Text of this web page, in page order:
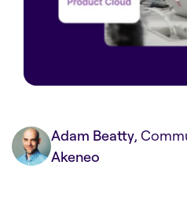
Adam Beatty,
Akeneo